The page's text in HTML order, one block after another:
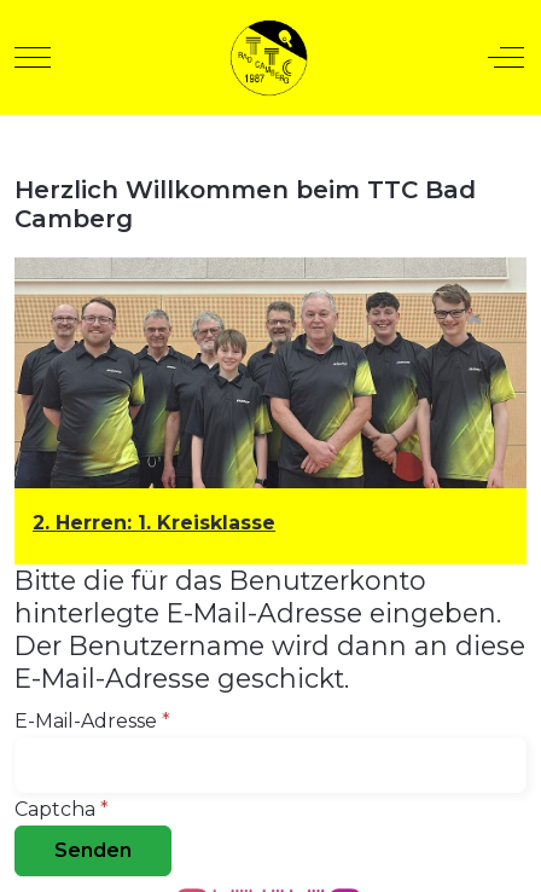
Mobile Menu Toggle
Herzlich Willkommen beim TTC Bad
Camberg
2. Herren: 1. Kreisklasse
Bitte die für das Benutzerkonto
hinterlegte E-Mail-Adresse eingeben.
Der Benutzername wird dann an diese
E-Mail-Adresse geschickt.
E-Mail-Adresse *
Captcha *
Senden
anzeigen